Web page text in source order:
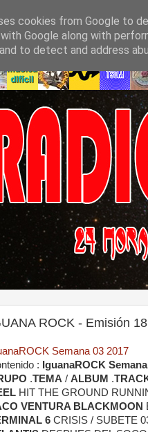
ROCK - Emisión
Semana 03 2017
: IguanaROCK
.TEMA / ALBUM .
HIT THE GROUND
VENTURA BLACKMOON
6 CRISIS / SUBETE
cookies from Google to
Google along with
to detect and address